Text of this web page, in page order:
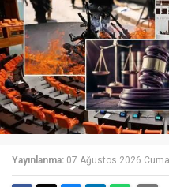
Yayınlanma: 07 Ağustos 2026